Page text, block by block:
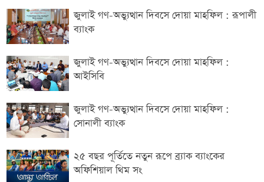
জুলাই গণ-অভ্যুত্থান দিবসে দোয়া মাহফিল : রূপালী
ব্যাংক
জুলাই গণ-অভ্যুত্থান দিবসে দোয়া মাহফিল :
আইসিবি
জুলাই গণ-অভ্যুত্থান দিবসে দোয়া মাহফিল :
সোনালী ব্যাংক
২৫ বছর পূর্তিতে নতুন রূপে ব্র্যাক ব্যাংকের
অফিশিয়াল থিম সং